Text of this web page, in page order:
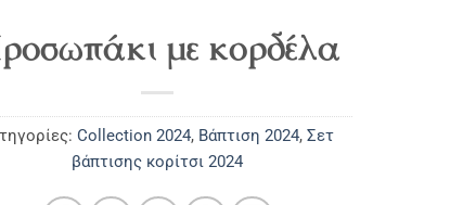
με κορδέλα
Collection 2024, Βάπτιση 2024, Σετ
βάπτισης κορίτσι 2024